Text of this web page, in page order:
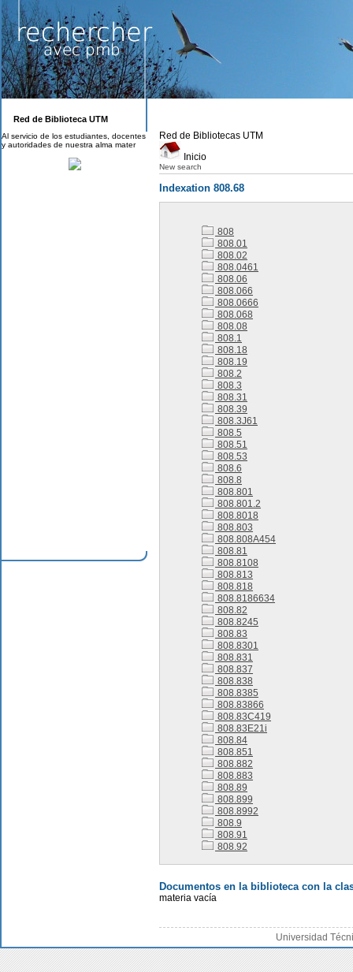
Red de Bibliotecas UTM
Inicio
New search
Indexation 808.68
808
808.01
808.02
808.0461
808.06
808.066
808.0666
808.068
808.08
808.1
808.18
808.19
808.2
808.3
808.31
808.39
808.3J61
808.5
808.51
808.53
808.6
808.8
808.801
808.801.2
808.8018
808.803
808.808A454
808.81
808.8108
808.813
808.818
808.8186634
808.82
808.8245
808.83
808.8301
808.831
808.837
808.838
808.8385
808.83866
808.83C419
808.83E21i
808.84
808.851
808.882
808.883
808.89
808.899
808.8992
808.9
808.91
808.92
Documentos en la biblioteca con la
materia vacía
Universidad
Red de Biblioteca UTM
Al servicio de los estudiantes, docentes
y autoridades de nuestra alma mater